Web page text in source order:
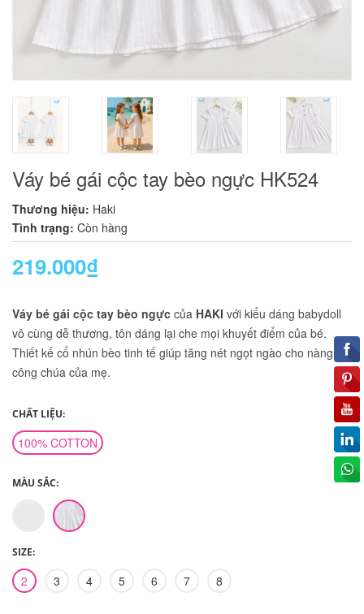
Váy bé gái cộc tay bèo ngực HK524
Thương hiệu: Haki
Tình trạng: Còn hàng
219.000₫
Váy bé gái cộc tay bèo ngực của HAKI với kiểu dáng babydoll
vô cùng dễ thương, tôn dáng lại che mọi khuyết điểm của bé.
Thiết kế cổ nhún bèo tinh tế giúp tăng nét ngọt ngào cho nàng
công chúa của mẹ.
CHẤT LIỆU:
100% COTTON
MÀU SẮC:
SIZE:
2 3 4 5 6 7 8